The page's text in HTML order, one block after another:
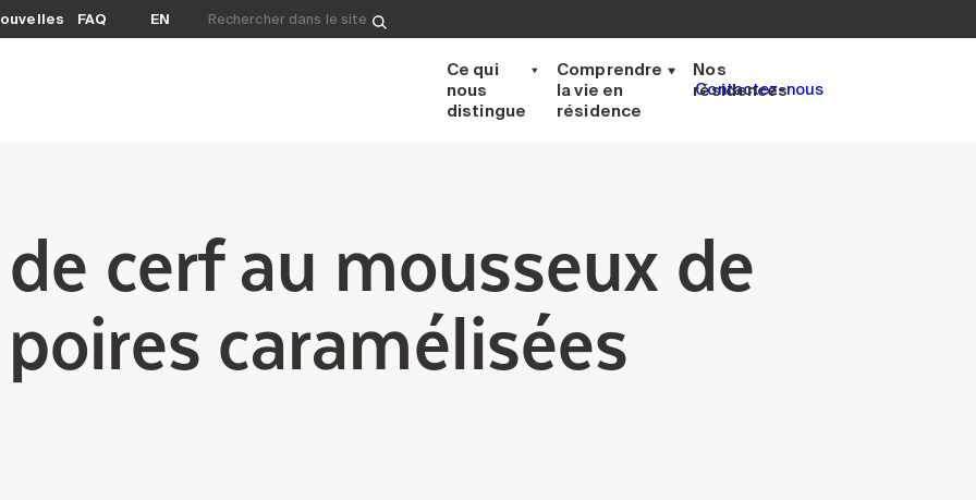
FAQ EN Rechercher&nbsp;:
Ce qui
nous
distingue
Comprendre
la vie en
résidence
Nos
résidences
Contactez-nous
cerf au mousseux de
caramélisées